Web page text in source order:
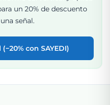
un 20% de descuento
señal.
con SAYEDI)